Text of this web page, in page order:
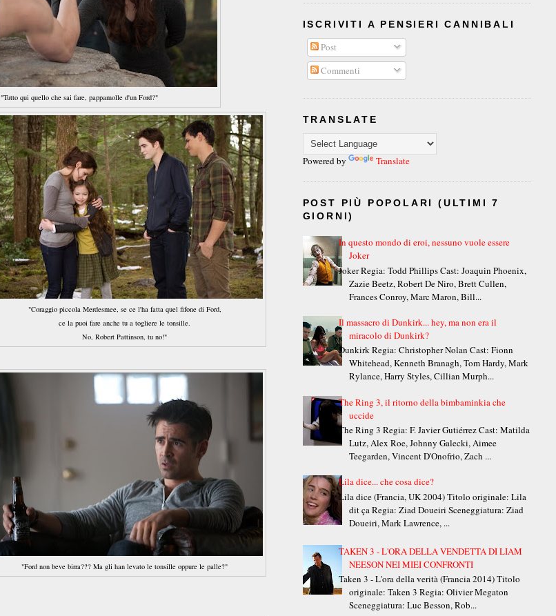
"Tutto qui quello che sai fare, pappamolle d'un Ford?"
"Coraggio piccola Merdesmee, se ce l'ha fatta quel fifone di Ford,
ce la puoi fare anche tu a togliere le tonsille.
No, Robert Pattinson, tu no!"
"Ford non beve birra??? Ma gli han levato le tonsille oppure le palle?"
ISCRIVITI A PENSIERI CANNIBALI
Post
Commenti
TRANSLATE
Powered by Translate
POST PIÙ POPOLARI (ULTIMI 7
GIORNI)
In questo mondo di eroi, nessuno vuole essere
Joker
Joker Regia: Todd Phillips Cast: Joaquin Phoenix,
Zazie Beetz, Robert De Niro, Brett Cullen,
Frances Conroy, Marc Maron, Bill...
Il massacro di Dunkirk... hey, ma non era il
miracolo di Dunkirk?
Dunkirk Regia: Christopher Nolan Cast: Fionn
Whitehead, Kenneth Branagh, Tom Hardy, Mark
Rylance, Harry Styles, Cillian Murph...
The Ring 3, il ritorno della bimbaminkia che
uccide
The Ring 3 Regia: F. Javier Gutiérrez Cast: Matilda
Lutz, Alex Roe, Johnny Galecki, Aimee
Teegarden, Vincent D'Onofrio, Zach ...
Lila dice... che cosa dice?
Lila dice (Francia, UK 2004) Titolo originale: Lila
dit ça Regia: Ziad Doueiri Sceneggiatura: Ziad
Doueiri, Mark Lawrence, ...
TAKEN 3 - L'ORA DELLA VENDETTA DI LIAM
NEESON NEI MIEI CONFRONTI
Taken 3 - L'ora della verità (Francia 2014) Titolo
originale: Taken 3 Regia: Olivier Megaton
Sceneggiatura: Luc Besson, Rob...